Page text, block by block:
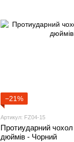
−21%
Артикул: FZ04-15
Протиударний
дюймів - Чорний